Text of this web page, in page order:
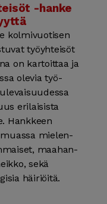
-⁠hanke
kolmi­vuotisen
työ­yhteisöt
on kartoittaa ja
olevia työ­
erilaisista
Hankkeen
mielen­
maahan­
sekä
häiriöitä.